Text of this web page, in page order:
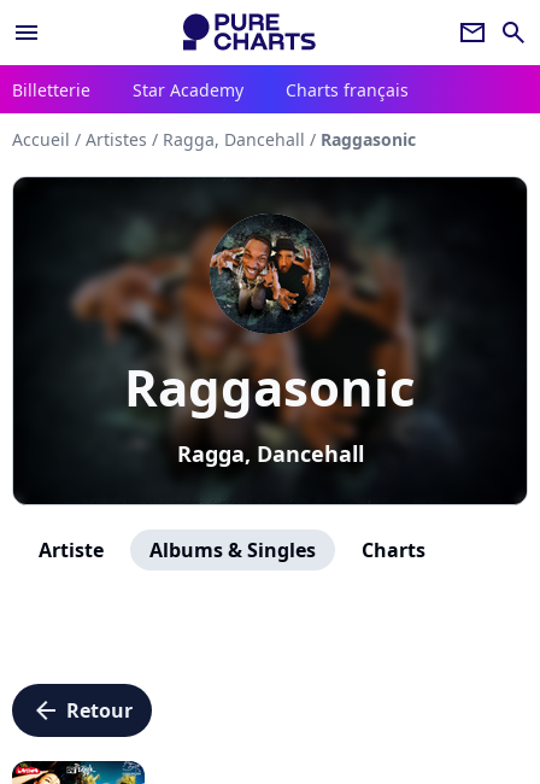
menu newsletter search
Billetterie Star Academy Charts français
Accueil / Artistes / Ragga, Dancehall / Raggasonic
Raggasonic
Ragga, Dancehall
Artiste Albums & Singles Charts
arrow_left Retour